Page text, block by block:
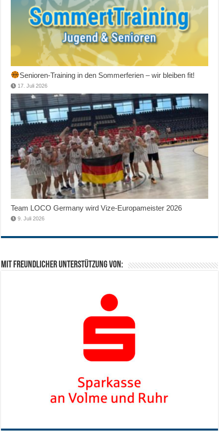
Senioren-Training in den Sommerferien – wir bleiben fit!
17. Juli 2026
Team LOCO Germany wird Vize-Europameister 2026
9. Juli 2026
Mit freundlicher Unterstützung von: